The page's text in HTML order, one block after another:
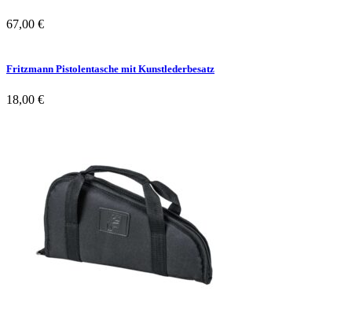
67,00 €
Fritzmann Pistolentasche mit Kunstlederbesatz
18,00 €